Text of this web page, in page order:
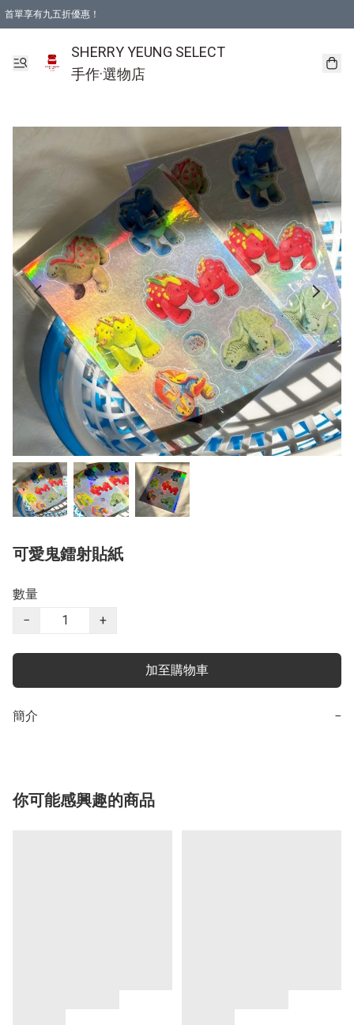
首單享有九五折優惠！
SHERRY YEUNG SELECT
手作·選物店
可愛鬼鐳射貼紙
數量
−
+
加至購物車
簡介 −
你可能感興趣的商品